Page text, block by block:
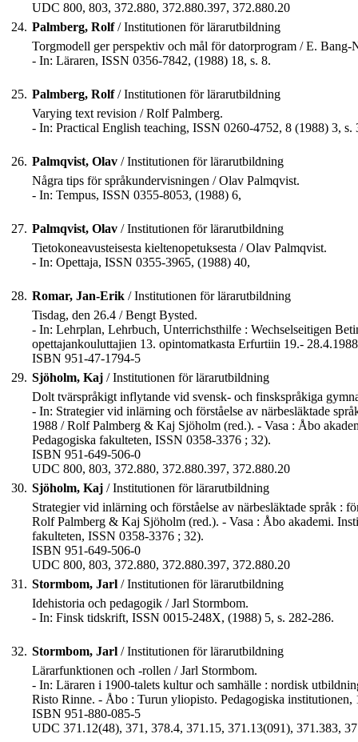
UDC 800, 803, 372.880, 372.880.397, 372.880.20
24. Palmberg, Rolf/ Institutionen för lärarutbildning
Torgmodell ger perspektiv och mål för datorprogram / E. Bang-
- In: Läraren, ISSN 0356-7842, (1988) 18, s. 8.
25. Palmberg, Rolf/ Institutionen för lärarutbildning
Varying text revision / Rolf Palmberg.
- In: Practical English teaching, ISSN 0260-4752, 8 (1988) 3, s.
26. Palmqvist, Olav / Institutionen för lärarutbildning
Några tips för språkundervisningen / Olav Palmqvist.
- In: Tempus, ISSN 0355-8053, (1988) 6,
27. Palmqvist, Olav / Institutionen för lärarutbildning
Tietokoneavusteisesta kieltenopetuksesta / Olav Palmqvist.
- In: Opettaja, ISSN 0355-3965, (1988) 40,
28. Romar, Jan-Erik / Institutionen för lärarutbildning
Tisdag, den 26.4 / Bengt Bysted.
- In: Lehrplan, Lehrbuch, Unterrichsthilfe : Wechselseitigen
opettajankouluttajien 13. opintomatkasta Erfurtiin 19.-
ISBN 951-47-1794-5
29. Sjöholm, Kaj / Institutionen för lärarutbildning
Dolt tvärspråkigt inflytande vid svensk- och finskspråkiga
- In: Strategier vid inlärning och förståelse av närbesläktade
1988 / Rolf Palmberg & Kaj Sjöholm (red.). - Vasa : Åbo
Pedagogiska fakulteten, ISSN 0358-3376 ; 32).
ISBN 951-649-506-0
UDC 800, 803, 372.880, 372.880.397, 372.880.20
30. Sjöholm, Kaj / Institutionen för lärarutbildning
Strategier vid inlärning och förståelse av närbesläktade språk :
Rolf Palmberg & Kaj Sjöholm (red.). - Vasa : Åbo akademi.
fakulteten, ISSN 0358-3376 ; 32).
ISBN 951-649-506-0
UDC 800, 803, 372.880, 372.880.397, 372.880.20
31. Stormbom, Jarl / Institutionen för lärarutbildning
Idehistoria och pedagogik / Jarl Stormbom.
- In: Finsk tidskrift, ISSN 0015-248X, (1988) 5, s. 282-286.
32. Stormbom, Jarl / Institutionen för lärarutbildning
Lärarfunktionen och -rollen / Jarl Stormbom.
- In: Läraren i 1900-talets kultur och samhälle : nordisk
Risto Rinne. - Åbo : Turun yliopisto. Pedagogiska
ISBN 951-880-085-5
UDC 371.12(48), 371, 378.4, 371.15, 371.13(091), 371.383,